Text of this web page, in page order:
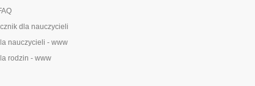
dla nauczycieli
nauczycieli - www
rodzin - www